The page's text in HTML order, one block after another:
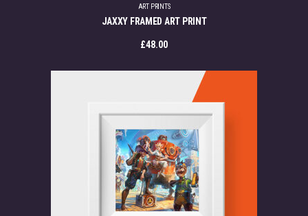
ART PRINTS
JAXXY FRAMED ART PRINT
£48.00